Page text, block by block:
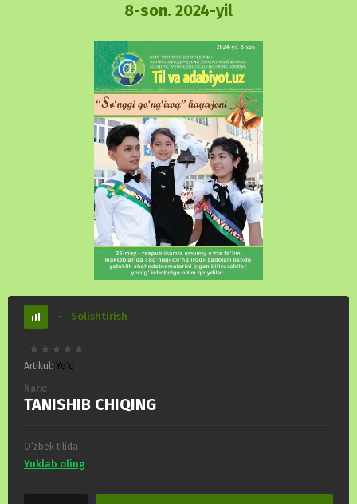
8-son. 2024-yil
- Solishtirish
Artikul: Yo'q
Narx:
TANISHIB CHIQING
O‘zbek tilida
Yuklab oling